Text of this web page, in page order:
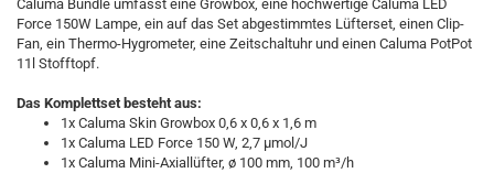
Caluma Bundle umfasst eine Growbox, eine hochwertige Caluma LED
Force 150W Lampe, ein auf das Set abgestimmtes Lüfterset, einen Clip-
Fan, ein Thermo-Hygrometer, eine Zeitschaltuhr und einen Caluma PotPot
11l Stofftopf.
Das Komplettset besteht aus:
1x Caluma Skin Growbox 0,6 x 0,6 x 1,6 m
1x Caluma LED Force 150 W, 2,7 µmol/J
1x Caluma Mini-Axiallüfter, ø 100 mm, 100 m³/h